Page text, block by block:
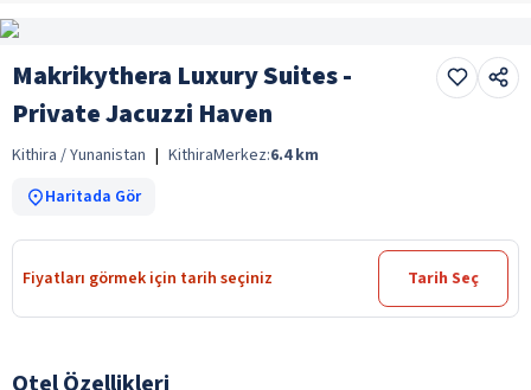
Makrikythera Luxury Suites -
Private Jacuzzi Haven
Kithira / Yunanistan | KithiraMerkez:6.4 km
Haritada Gör
Fiyatları görmek için tarih seçiniz Tarih Seç